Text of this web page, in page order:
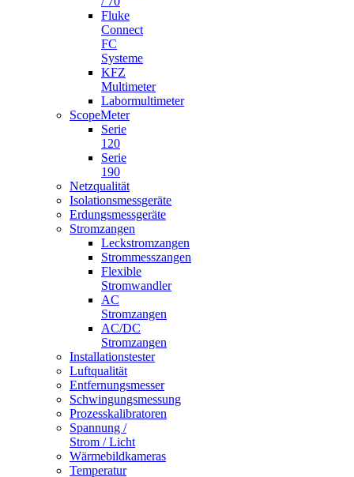
Fluke
Connect
FC
Systeme
KFZ
Multimeter
Labormultimeter
ScopeMeter
Serie
120
Serie
190
Netzqualität
Isolationsmessgeräte
Erdungsmessgeräte
Stromzangen
Leckstromzangen
Strommesszangen
Flexible
Stromwandler
AC
Stromzangen
AC/DC
Stromzangen
Installationstester
Luftqualität
Entfernungsmesser
Schwingungsmessung
Prozesskalibratoren
Spannung /
Strom / Licht
Wärmebildkameras
Temperatur